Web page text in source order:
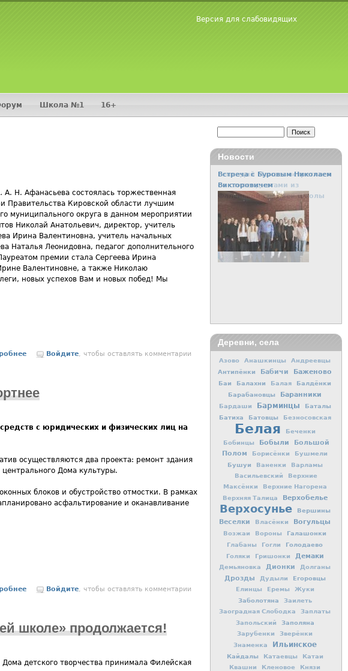
Версия для слабовидящих
Н. Афанасьева состоялась торжественная
Правительства Кировской области лучшим
муниципального округа в данном мероприятии
Николай Анатольевич, директор, учитель
Ирина Валентиновна, учитель начальных
Наталья Леонидовна, педагог дополнительного
премии стала Сергеева Ирина
Валентиновне, а также Николаю
новых успехов Вам и новых побед! Мы
о Лучшие педагоги области
Войдите, чтобы оставлять комментарии
с юридических и физических лиц на
осуществляются два проекта: ремонт здания
Дома культуры.
блоков и обустройство отмостки. В рамках
асфальтирование и оканавливание
о Вместе мы сможем сделать нашу жизнь комфортнее
Войдите , чтобы оставлять комментарии
школе» продолжается!
детского творчества принимала Филейская
Школа №1 16+
Новости
Встреча с Буровым Николаем
Викторовичем
Деревни, села
Азово Анашкинцы Андреевцы
Антипёнки Бабичи Баженово
Баи Балахни Балая
Балдёнки
Барабановцы
Баранники
Бардаши Барминцы
Баталы
Батиха
Батовцы Безносовская
Белая
Беченки
Бобинцы
Бобыли
Большой
Полом
Борисёнки Бушмели
Бушуи Ваненки
Варламы
Васильевский
Верхние
Максёнки
Верхние Нагорена
Верхняя Талица
Верхобелье
Верхосунье Вершины
Веселки Власёнки Вогульцы
Возжаи Вороны Галашонки
Глабаны Гогли Голодаево
Голяки Гришонки Демаки
Демьяновка Дионки Долганы
Дрозды Дудыли Егоровцы
Елинцы Еремы Жуки
Заболотяна
Заилеть
Заоградная Слободка
Заплаты
Запольский
Заполяна
Зарубенки
Зверёнки
Знаменка
Ильинское
Кайдалы Катаевцы
Катаи
Квашни
Кленовое
Князи